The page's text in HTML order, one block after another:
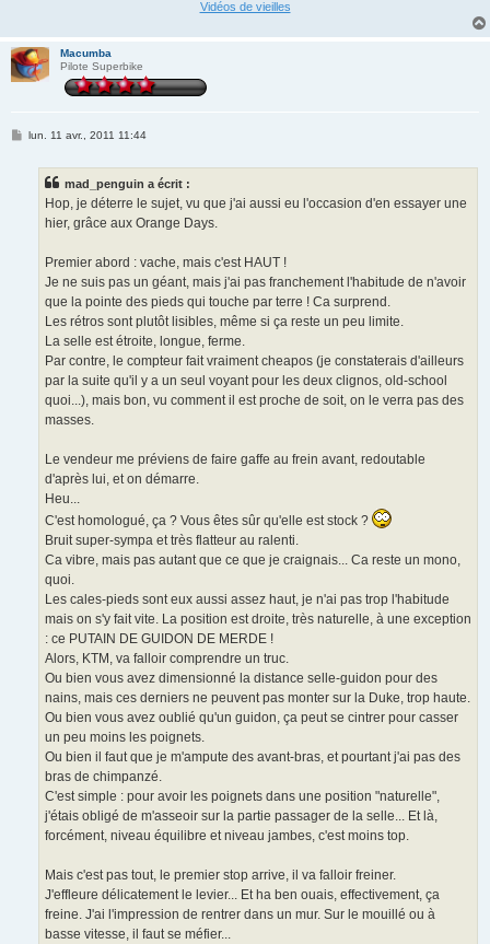
Vidéos de vieilles
Macumba
Pilote Superbike
Mlun. 11 avr., 2011 11:44
mad_penguin a écrit :
Hop, je déterre le sujet, vu que j'ai aussi eu l'occasion d'en essayer une
hier, grâce aux Orange Days.
Premier abord : vache, mais c'est HAUT !
Je ne suis pas un géant, mais j'ai pas franchement l'habitude de n'avoir
que la pointe des pieds qui touche par terre ! Ca surprend.
Les rétros sont plutôt lisibles, même si ça reste un peu limite.
La selle est étroite, longue, ferme.
Par contre, le compteur fait vraiment cheapos (je constaterais d'ailleurs
par la suite qu'il y a un seul voyant pour les deux clignos, old-school
quoi...), mais bon, vu comment il est proche de soit, on le verra pas des
masses.
Le vendeur me préviens de faire gaffe au frein avant, redoutable
d'après lui, et on démarre.
Heu...
C'est homologué, ça ? Vous êtes sûr qu'elle est stock ?
Bruit super-sympa et très flatteur au ralenti.
Ca vibre, mais pas autant que ce que je craignais... Ca reste un mono,
quoi.
Les cales-pieds sont eux aussi assez haut, je n'ai pas trop l'habitude
mais on s'y fait vite. La position est droite, très naturelle, à une exception
: ce PUTAIN DE GUIDON DE MERDE !
Alors, KTM, va falloir comprendre un truc.
Ou bien vous avez dimensionné la distance selle-guidon pour des
nains, mais ces derniers ne peuvent pas monter sur la Duke, trop haute.
Ou bien vous avez oublié qu'un guidon, ça peut se cintrer pour casser
un peu moins les poignets.
Ou bien il faut que je m'ampute des avant-bras, et pourtant j'ai pas des
bras de chimpanzé.
C'est simple : pour avoir les poignets dans une position "naturelle",
j'étais obligé de m'asseoir sur la partie passager de la selle... Et là,
forcément, niveau équilibre et niveau jambes, c'est moins top.
Mais c'est pas tout, le premier stop arrive, il va falloir freiner.
J'effleure délicatement le levier... Et ha ben ouais, effectivement, ça
freine. J'ai l'impression de rentrer dans un mur. Sur le mouillé ou à
basse vitesse, il faut se méfier...